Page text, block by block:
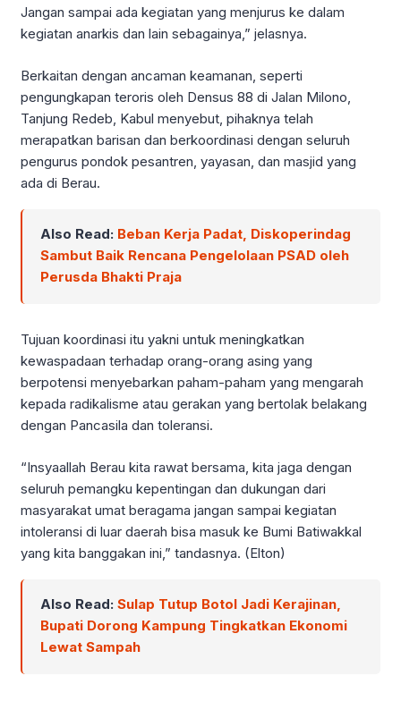
Jangan sampai ada kegiatan yang menjurus ke dalam
kegiatan anarkis dan lain sebagainya,” jelasnya.
Berkaitan dengan ancaman keamanan, seperti
pengungkapan teroris oleh Densus 88 di Jalan Milono,
Tanjung Redeb, Kabul menyebut, pihaknya telah
merapatkan barisan dan berkoordinasi dengan seluruh
pengurus pondok pesantren, yayasan, dan masjid yang
ada di Berau.
Also Read: Beban Kerja Padat, Diskoperindag
Sambut Baik Rencana Pengelolaan PSAD oleh
Perusda Bhakti Praja
Tujuan koordinasi itu yakni untuk meningkatkan
kewaspadaan terhadap orang-orang asing yang
berpotensi menyebarkan paham-paham yang mengarah
kepada radikalisme atau gerakan yang bertolak belakang
dengan Pancasila dan toleransi.
“Insyaallah Berau kita rawat bersama, kita jaga dengan
seluruh pemangku kepentingan dan dukungan dari
masyarakat umat beragama jangan sampai kegiatan
intoleransi di luar daerah bisa masuk ke Bumi Batiwakkal
yang kita banggakan ini,” tandasnya. (Elton)
Also Read: Sulap Tutup Botol Jadi Kerajinan,
Bupati Dorong Kampung Tingkatkan Ekonomi
Lewat Sampah